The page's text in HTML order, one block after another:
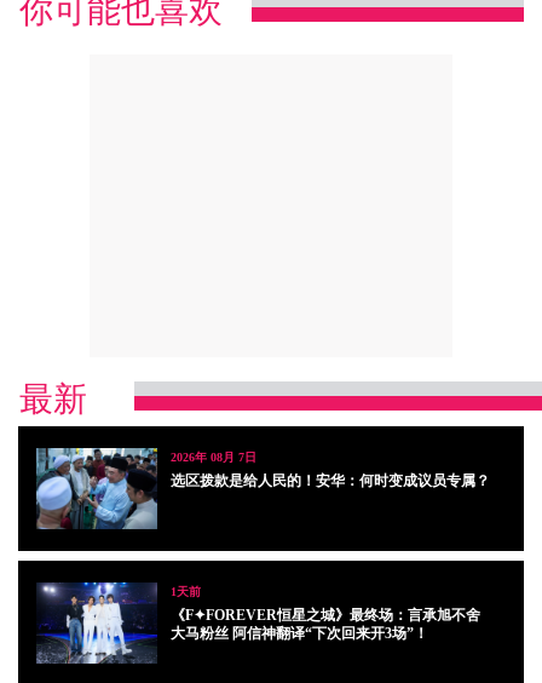
最新
2026年 08月 7日
选区拨款是给人民的！安华：何时变成议员专属？
1天前
《F✦FOREVER恒星之城》最终场：言承旭不舍
大马粉丝 阿信神翻译“下次回来开3场”！